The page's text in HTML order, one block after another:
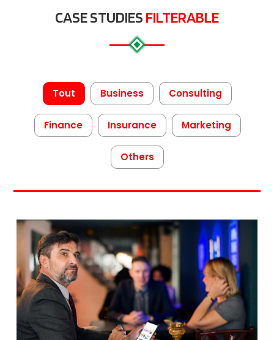
CASE STUDIES FILTERABLE
Tout Business Consulting
Finance Insurance Marketing
Others